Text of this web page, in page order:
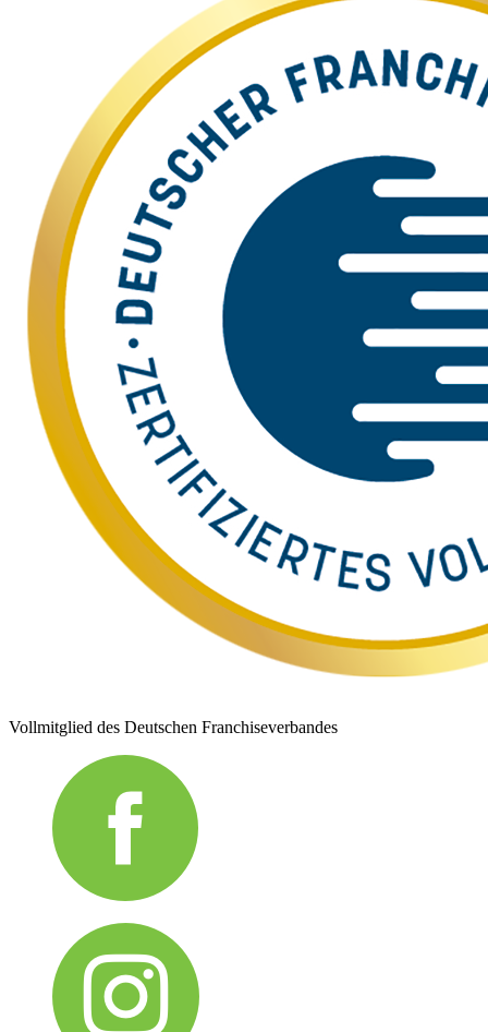
Vollmitglied des Deutschen Franchiseverbandes